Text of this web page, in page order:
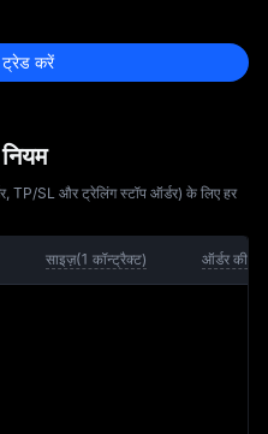
ट्रेड करें
TP/SL और ट्रेलिंग स्टॉप ऑर्डर) के लिए हर
साइज़(1 कॉन्ट्रैक्ट) ऑर्डर की